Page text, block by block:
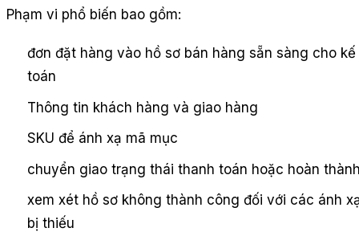
Phạm vi phổ biến bao gồm:
đơn đặt hàng vào hồ sơ bán hàng sẵn sàng cho kế
toán
Thông tin khách hàng và giao hàng
SKU để ánh xạ mã mục
chuyển giao trạng thái thanh toán hoặc hoàn
xem xét hồ sơ không thành công đối với các ánh
bị thiếu